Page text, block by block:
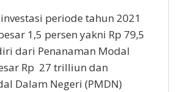
periode tahun 2021
1,5 persen yakni Rp 79,5
dari Penanaman Modal
Rp 27 trilliun dan
Dalam Negeri (PMDN)